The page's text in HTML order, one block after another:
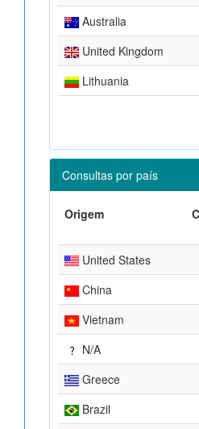
Australia
United Kingdom
Lithuania
Consultas por país
Origem
United States
China
Vietnam
N/A
Greece
Brazil